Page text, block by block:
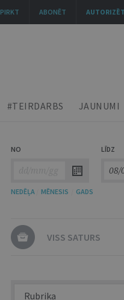
#TEIRDARBS JAUNUMI
NO LĪDZ
NEDĒĻA MĒNESIS GADS
VISS SATURS
Rubrika
ABONĒT
PIRKT